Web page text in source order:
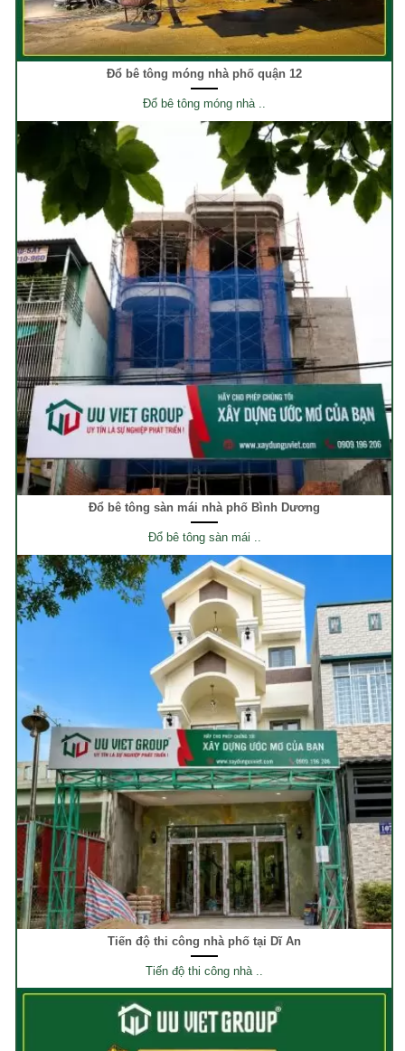
Đổ bê tông móng nhà phố quận 12
Đổ bê tông móng nhà ..
Đổ bê tông sàn mái nhà phố Bình Dương
Đổ bê tông sàn mái ..
Tiến độ thi công nhà phố tại Dĩ An
Tiến độ thi công nhà ..